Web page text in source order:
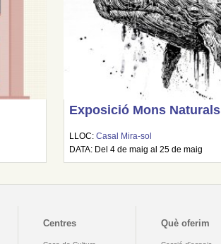
Exposició Mons Naturals
LLOC:Casal Mira-sol
DATA: Del 4 de maig al 25 de maig
Centres Què oferim